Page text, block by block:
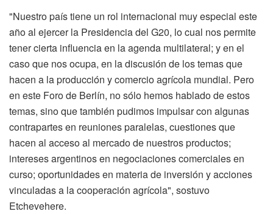
"Nuestro país tiene un rol internacional muy especial este
año al ejercer la Presidencia del G20, lo cual nos permite
tener cierta influencia en la agenda multilateral; y en el
caso que nos ocupa, en la discusión de los temas que
hacen a la producción y comercio agrícola mundial. Pero
en este Foro de Berlín, no sólo hemos hablado de estos
temas, sino que también pudimos impulsar con algunas
contrapartes en reuniones paralelas, cuestiones que
hacen al acceso al mercado de nuestros productos;
intereses argentinos en negociaciones comerciales en
curso; oportunidades en materia de inversión y acciones
vinculadas a la cooperación agrícola", sostuvo
Etchevehere.